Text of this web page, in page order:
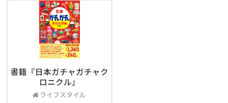
書籍『日本ガチャガチャク
ロニクル』
ライフスタイル